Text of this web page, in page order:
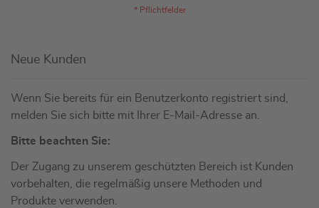
Neue Kunden
Wenn Sie bereits für ein Benutzerkonto registriert sind,
melden Sie sich bitte mit Ihrer E-Mail-Adresse an.
Bitte beachten Sie:
Der Zugang zu unserem geschützten Bereich ist Kunden
vorbehalten, die regelmäßig unsere Methoden und
Produkte verwenden.